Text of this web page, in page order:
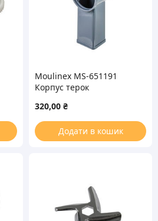
Moulinex MS-651191
Корпус терок
овощерезки для
мясорубки
320,00 ₴
Додати в кошик